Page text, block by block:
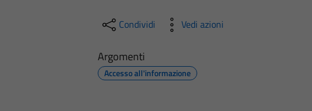
Condividi Vedi azioni
Argomenti
Accesso all'informazione